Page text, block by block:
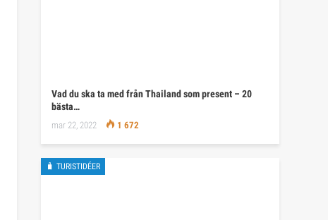
Vad du ska ta med från Thailand som present – 20
bästa…
mar 22, 2022 1 672
🧳 TURISTIDÉER